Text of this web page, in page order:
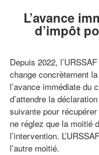
L’avance
d’impôt
Depuis 2022,
change concrètement
l’avance immédiate du
d’attendre la
suivante pour
ne réglez que la moitié
l’intervention.
l’autre moitié.